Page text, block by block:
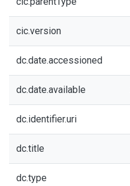
cic.version
dc.date.accessioned
dc.date.available
dc.identifier.uri
dc.title
dc.type